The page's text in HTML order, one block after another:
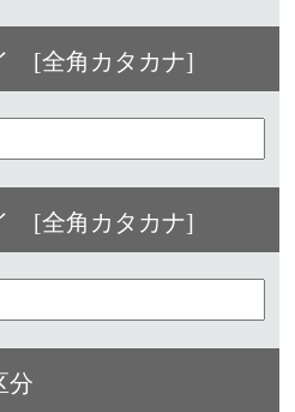
[全角カタカナ]
[全角カタカナ]
分